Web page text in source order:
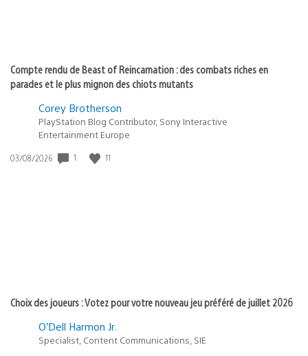
Compte rendu de Beast of Reincarnation : des combats riches en
parades et le plus mignon des chiots mutants
Corey Brotherson
PlayStation Blog Contributor, Sony Interactive
Entertainment Europe
Date
03/08/2026 1 11
Choix des joueurs : Votez pour votre nouveau jeu préféré de juillet 2026
O’Dell Harmon Jr.
Specialist, Content Communications, SIE